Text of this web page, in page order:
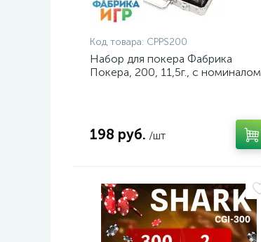
Код товара: CPPS200
Набор для покера Фабрика
Покера, 200, 11,5г., с номиналом
198 руб. /шт